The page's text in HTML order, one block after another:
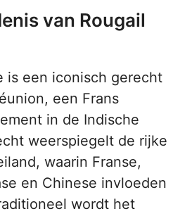
van Rougail
is een iconisch gerecht
een Frans
in de Indische
weerspiegelt de rijke
waarin Franse,
en Chinese invloeden
wordt het